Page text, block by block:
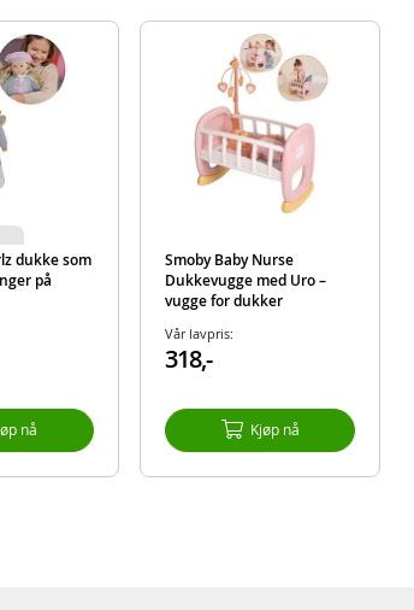
dukke som
på
nå
Smoby Baby Nurse
Dukkevugge med Uro –
vugge for dukker
Vår lavpris:
318,-
Kjøp nå